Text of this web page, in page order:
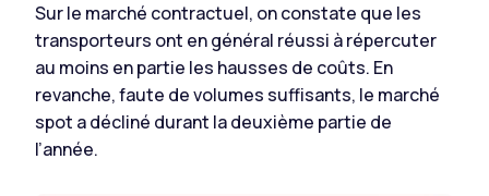
Sur le marché contractuel, on constate que les
transporteurs ont en général réussi à répercuter
au moins en partie les hausses de coûts. En
revanche, faute de volumes suffisants, le marché
spot a décliné durant la deuxième partie de
l’année.